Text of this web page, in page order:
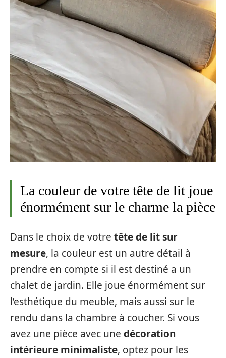
La couleur de votre tête de lit joue
énormément sur le charme la pièce
Dans le choix de votre tête de lit sur
mesure, la couleur est un autre détail à
prendre en compte si il est destiné a un
chalet de jardin. Elle joue énormément sur
l’esthétique du meuble, mais aussi sur le
rendu dans la chambre à coucher. Si vous
avez une pièce avec une décoration
intérieure minimaliste, optez pour les